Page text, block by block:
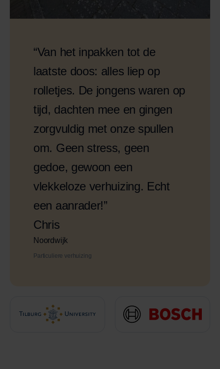
“Van het inpakken tot de
laatste doos: alles liep op
rolletjes. De jongens waren op
tijd, dachten mee en gingen
zorgvuldig met onze spullen
om. Geen stress, geen
gedoe, gewoon een
vlekkeloze verhuizing. Echt
een aanrader!”
Chris
Noordwijk
Particuliere verhuizing